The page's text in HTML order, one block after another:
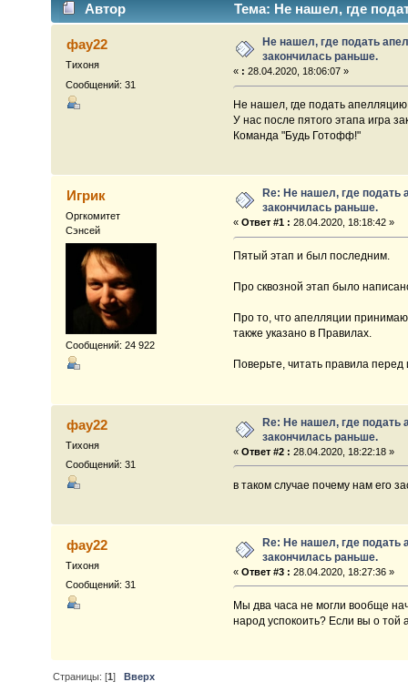
Автор
Тема: Не нашел, где
раз)
фау22
Тихоня
Сообщений: 31
Не нашел, где подать
закончилась раньше.
« : 28.04.2020, 18:06:07 »
Не нашел, где подать
У нас после пятого этапа игра
Команда "Будь Готофф!"
Игрик
Оргкомитет
Сэнсей
Сообщений: 24 922
Re: Не нашел, где подать
закончилась раньше.
« Ответ #1 : 28.04.2020, 18:18:42 »
Пятый этап и был последним.
Про сквозной этап было
Про то, что апелляции
также указано в Правилах.
Поверьте, читать правила перед
фау22
Тихоня
Сообщений: 31
Re: Не нашел, где подать
закончилась раньше.
« Ответ #2 : 28.04.2020, 18:22:18 »
в таком случае почему нам его
фау22
Тихоня
Сообщений: 31
Re: Не нашел, где подать
закончилась раньше.
« Ответ #3 : 28.04.2020, 18:27:36 »
Мы два часа не могли вообще
народ успокоить? Если вы о той
Страницы: [1]Вверх